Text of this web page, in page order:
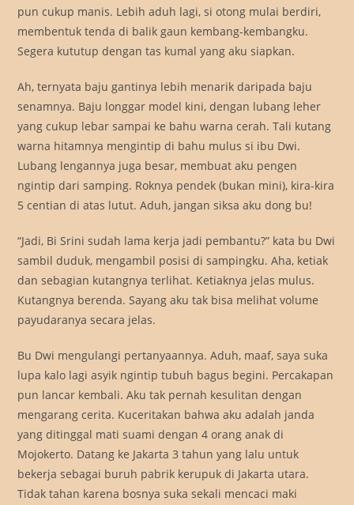
pun cukup manis. Lebih aduh lagi, si otong mulai berdiri,
membentuk tenda di balik gaun kembang-kembangku.
Segera kututup dengan tas kumal yang aku siapkan.
Ah, ternyata baju gantinya lebih menarik daripada baju
senamnya. Baju longgar model kini, dengan lubang leher
yang cukup lebar sampai ke bahu warna cerah. Tali kutang
warna hitamnya mengintip di bahu mulus si ibu Dwi.
Lubang lengannya juga besar, membuat aku pengen
ngintip dari samping. Roknya pendek (bukan mini), kira-kira
5 centian di atas lutut. Aduh, jangan siksa aku dong bu!
“Jadi, Bi Srini sudah lama kerja jadi pembantu?” kata bu Dwi
sambil duduk, mengambil posisi di sampingku. Aha, ketiak
dan sebagian kutangnya terlihat. Ketiaknya jelas mulus.
Kutangnya berenda. Sayang aku tak bisa melihat volume
payudaranya secara jelas.
Bu Dwi mengulangi pertanyaannya. Aduh, maaf, saya suka
lupa kalo lagi asyik ngintip tubuh bagus begini. Percakapan
pun lancar kembali. Aku tak pernah kesulitan dengan
mengarang cerita. Kuceritakan bahwa aku adalah janda
yang ditinggal mati suami dengan 4 orang anak di
Mojokerto. Datang ke Jakarta 3 tahun yang lalu untuk
bekerja sebagai buruh pabrik kerupuk di Jakarta utara.
Tidak tahan karena bosnya suka sekali mencaci maki